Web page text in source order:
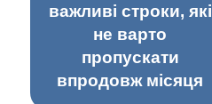
важливі строки, які
не варто
пропускати
впродовж місяця